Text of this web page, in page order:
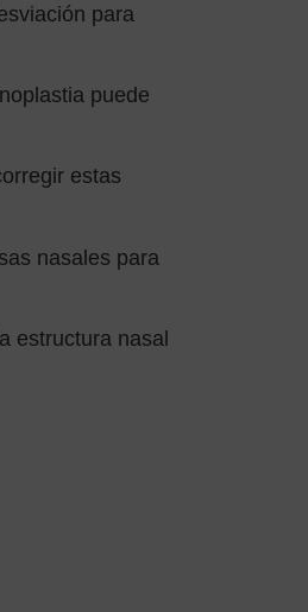
para
puede
estas
nasales para
estructura nasal